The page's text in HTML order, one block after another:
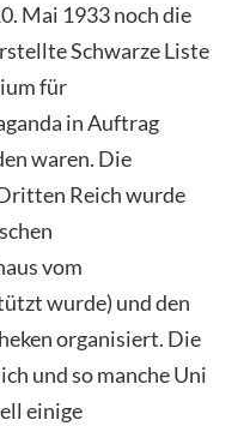
Mai 1933 noch die
Schwarze Liste
für
in Auftrag
waren. Die
Reich wurde
vom
wurde) und den
organisiert. Die
und so manche Uni
einige